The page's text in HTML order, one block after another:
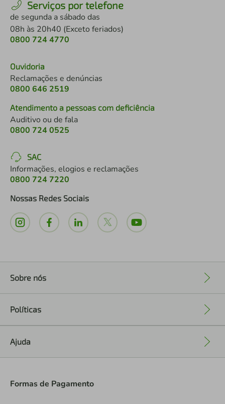
Serviços por telefone
de segunda a sábado das
08h às 20h40 (Exceto feriados)
0800 724 4770
Ouvidoria
Reclamações e denúncias
0800 646 2519
Atendimento a pessoas com deficiência
Auditivo ou de fala
0800 724 0525
SAC
Informações, elogios e reclamações
0800 724 7220
Nossas Redes Sociais
Sobre nós
Políticas
Ajuda
Formas de Pagamento